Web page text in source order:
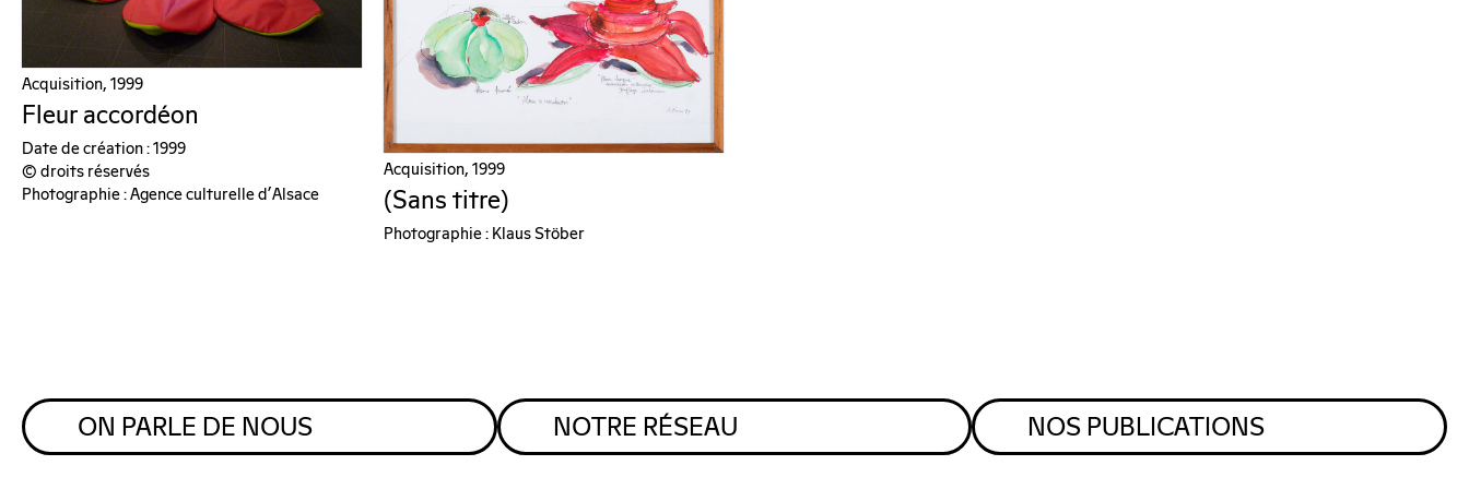
Acquisition, 1999
Fleur accordéon
Date de création : 1999
© droits réservés
Photographie : Agence culturelle d'Alsace
Acquisition, 1999
(Sans titre)
Photographie : Klaus Stöber
ON PARLE DE NOUS NOTRE RÉSEAU NOS PUBLICATIONS